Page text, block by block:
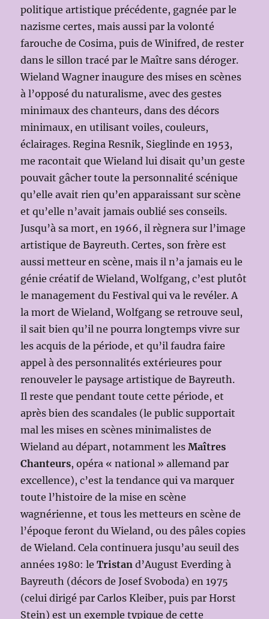
politique artistique précédente, gagnée par le
nazisme certes, mais aussi par la volonté
farouche de Cosima, puis de Winifred, de rester
dans le sillon tracé par le Maître sans déroger.
Wieland Wagner inaugure des mises en scènes
à l’opposé du naturalisme, avec des gestes
minimaux des chanteurs, dans des décors
minimaux, en utilisant voiles, couleurs,
éclairages. Regina Resnik, Sieglinde en 1953,
me racontait que Wieland lui disait qu’un geste
pouvait gâcher toute la personnalité scénique
qu’elle avait rien qu’en apparaissant sur scène
et qu’elle n’avait jamais oublié ses conseils.
Jusqu’à sa mort, en 1966, il règnera sur l’image
artistique de Bayreuth. Certes, son frère est
aussi metteur en scène, mais il n’a jamais eu le
génie créatif de Wieland, Wolfgang, c’est plutôt
le management du Festival qui va le revéler. A
la mort de Wieland, Wolfgang se retrouve seul,
il sait bien qu’il ne pourra longtemps vivre sur
les acquis de la période, et qu’il faudra faire
appel à des personnalités extérieures pour
renouveler le paysage artistique de Bayreuth.
Il reste que pendant toute cette période, et
après bien des scandales (le public supportait
mal les mises en scènes minimalistes de
Wieland au départ, notamment lesMaîtres
Chanteurs, opéra « national » allemand par
excellence), c’est la tendance qui va marquer
toute l’histoire de la mise en scène
wagnérienne, et tous les metteurs en scène de
l’époque feront du Wieland, ou des pâles copies
de Wieland. Cela continuera jusqu’au seuil des
années 1980: leTristan d’August Everding à
Bayreuth (décors de Josef Svoboda) en 1975
(celui dirigé par Carlos Kleiber, puis par Horst
Stein) est un exemple typique de cette